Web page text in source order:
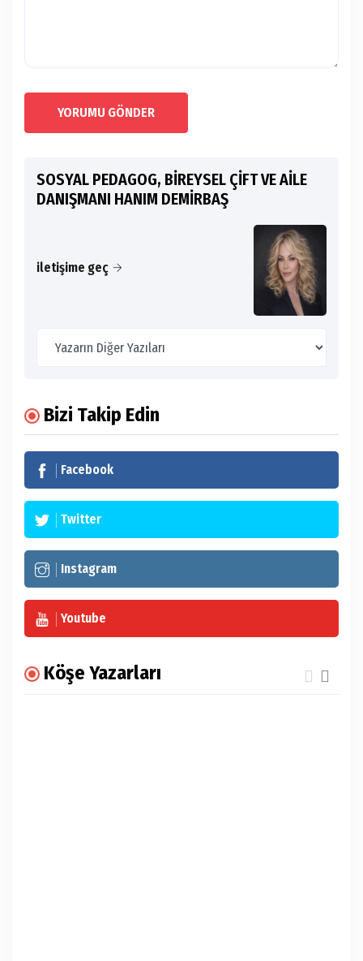
YORUMU GÖNDER
SOSYAL PEDAGOG, BİREYSEL ÇİFT VE AİLE
DANIŞMANI HANIM DEMİRBAŞ
iletişime geç
Bizi Takip Edin
Facebook
Twitter
Instagram
Youtube
Köşe Yazarları